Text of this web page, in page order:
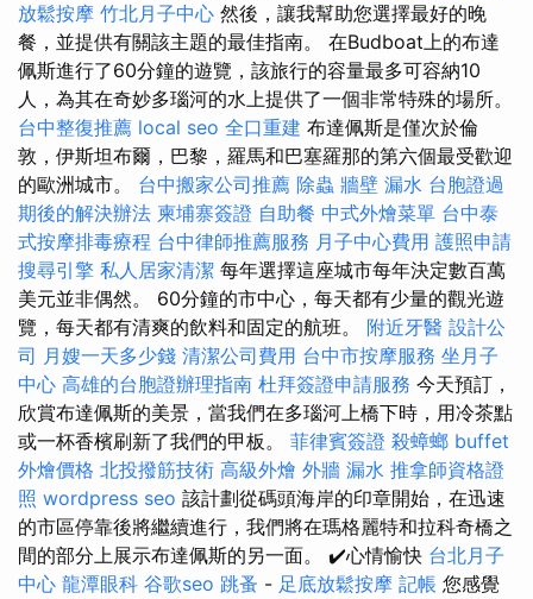
放鬆按摩 竹北月子中心 然後，讓我幫助您選擇最好的晚
餐，並提供有關該主題的最佳指南。 在Budboat上的布達
佩斯進行了60分鐘的遊覽，該旅行的容量最多可容納10
人，為其在奇妙多瑙河的水上提供了一個非常特殊的場所。
台中整復推薦 local seo 全口重建 布達佩斯是僅次於倫
敦，伊斯坦布爾，巴黎，羅馬和巴塞羅那的第六個最受歡迎
的歐洲城市。 台中搬家公司推薦 除蟲 牆壁 漏水 台胞證過
期後的解決辦法 柬埔寨簽證 自助餐 中式外燴菜單 台中泰
式按摩排毒療程 台中律師推薦服務 月子中心費用 護照申請
搜尋引擎 私人居家清潔 每年選擇這座城市每年決定數百萬
美元並非偶然。 60分鐘的市中心，每天都有少量的觀光遊
覽，每天都有清爽的飲料和固定的航班。 附近牙醫 設計公
司 月嫂一天多少錢 清潔公司費用 台中市按摩服務 坐月子
中心 高雄的台胞證辦理指南 杜拜簽證申請服務 今天預訂，
欣賞布達佩斯的美景，當我們在多瑙河上橋下時，用冷茶點
或一杯香檳刷新了我們的甲板。 菲律賓簽證 殺蟑螂 buffet
外燴價格 北投撥筋技術 高級外燴 外牆 漏水 推拿師資格證
照 wordpress seo 該計劃從碼頭海岸的印章開始，在迅速
的市區停靠後將繼續進行，我們將在瑪格麗特和拉科奇橋之
間的部分上展示布達佩斯的另一面。 ✔️心情愉快 台北月子
中心 龍潭眼科 谷歌seo 跳蚤 - 足底放鬆按摩 記帳 您感覺